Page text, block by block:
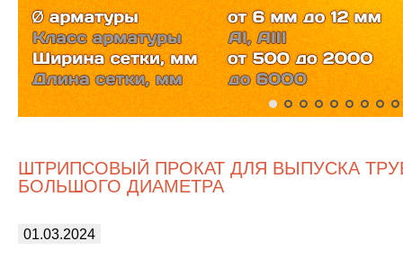
ШТРИПСОВЫЙ ПРОКАТ ДЛЯ ВЫПУСКА
БОЛЬШОГО ДИАМЕТРА
01.03.2024